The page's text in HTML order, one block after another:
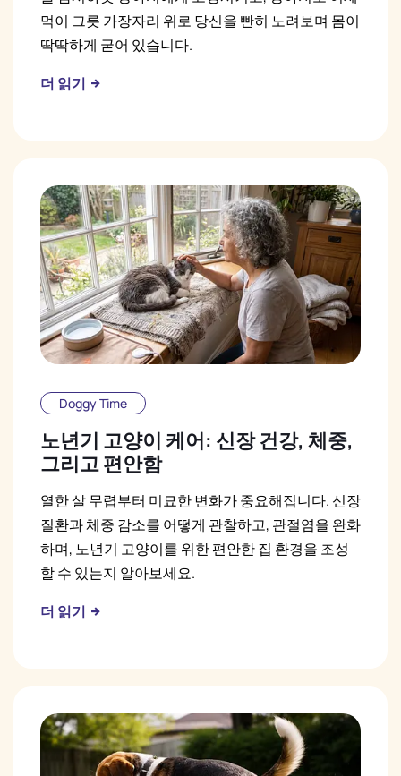
먹이 그릇 가장자리 위로 당신을 빤히 노려보며 몸이
딱딱하게 굳어 있습니다.
더 읽기
Doggy Time
노년기 고양이 케어: 신장 건강, 체중,
그리고 편안함
열한 살 무렵부터 미묘한 변화가 중요해집니다. 신장
질환과 체중 감소를 어떻게 관찰하고, 관절염을 완화
하며, 노년기 고양이를 위한 편안한 집 환경을 조성
할 수 있는지 알아보세요.
더 읽기